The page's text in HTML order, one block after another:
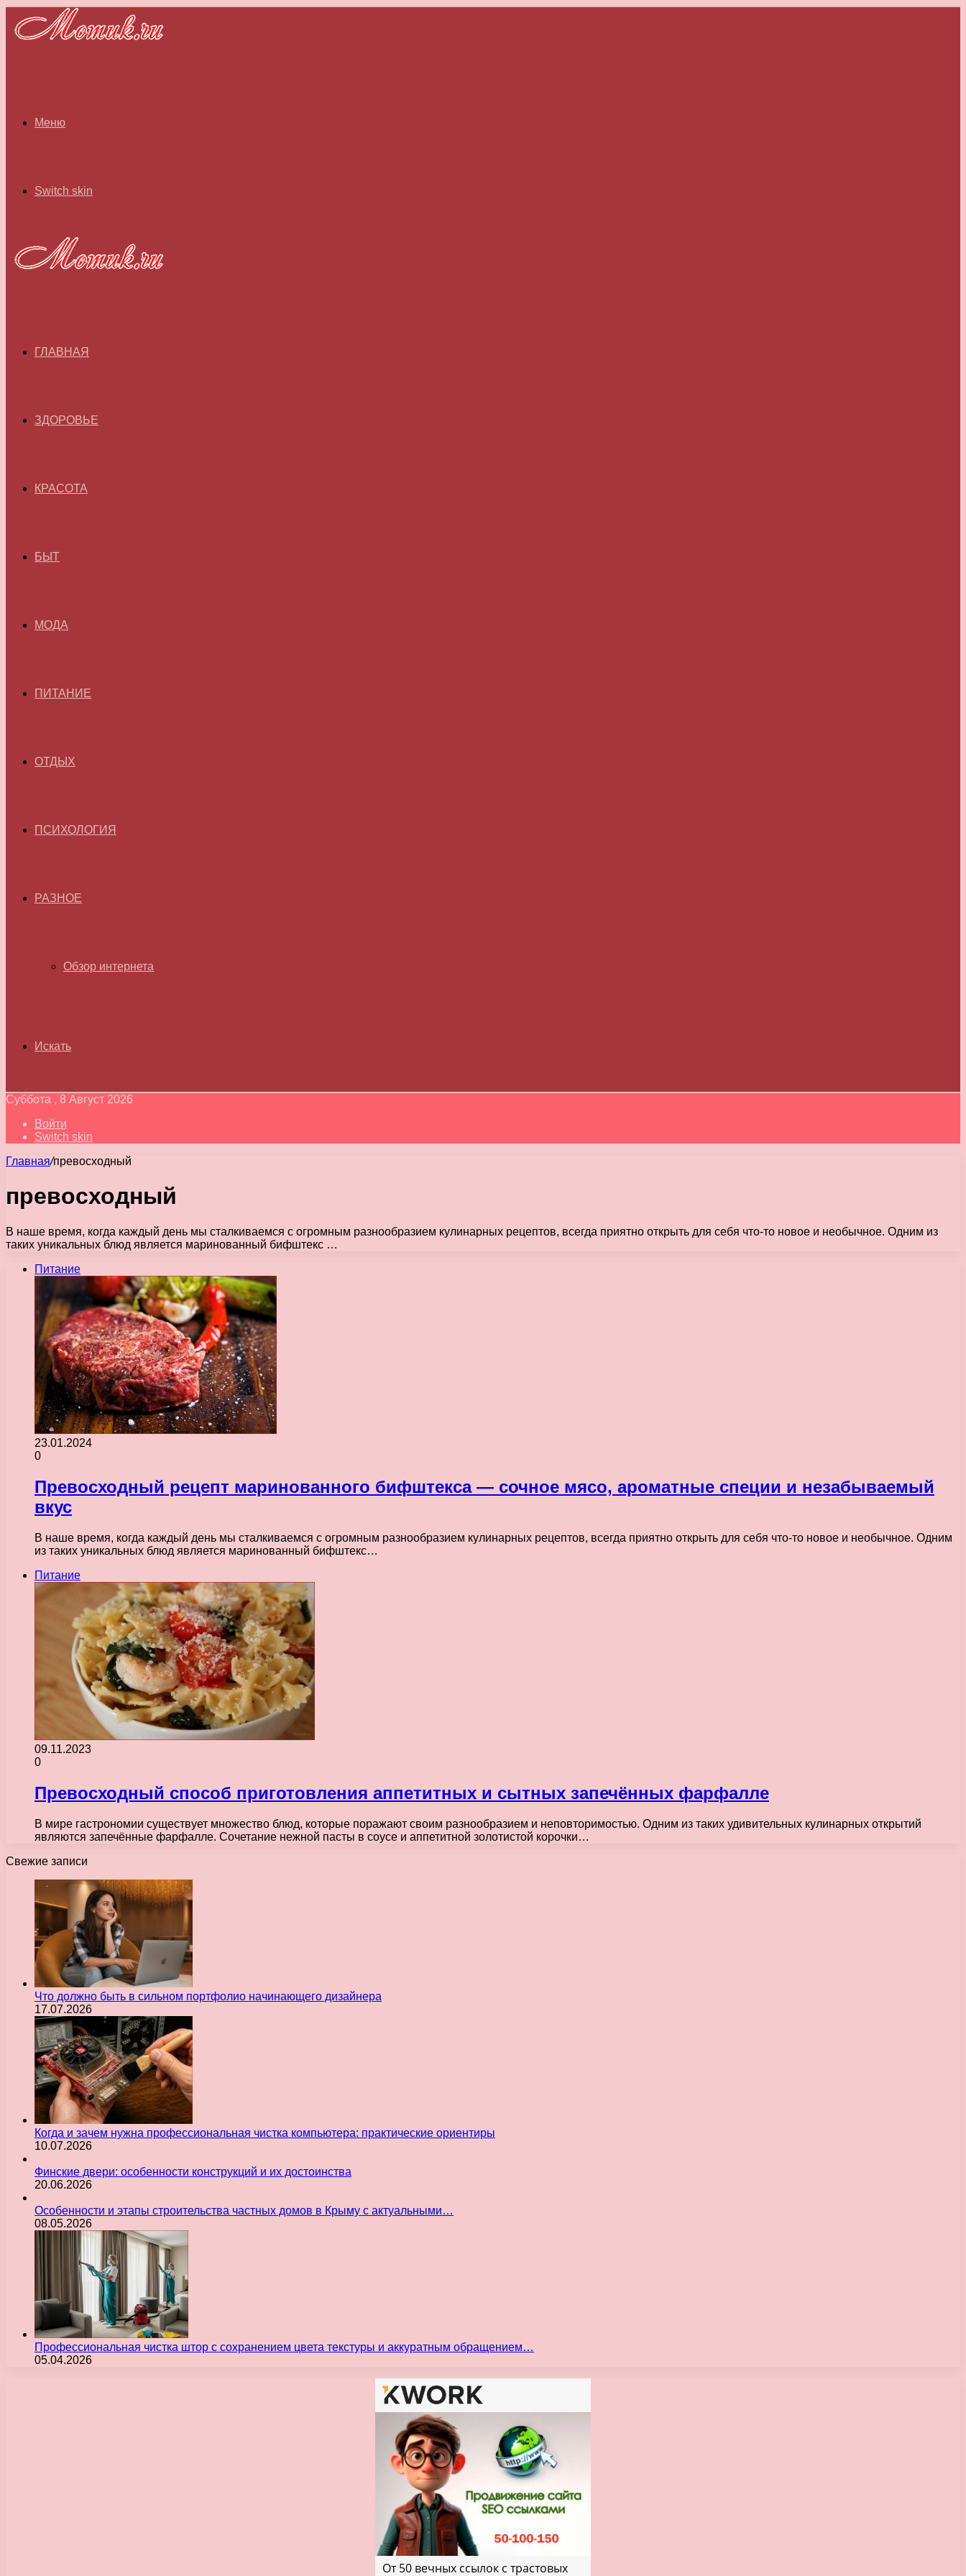
Меню
Switch skin
ГЛАВНАЯ
ЗДОРОВЬЕ
КРАСОТА
БЫТ
МОДА
ПИТАНИЕ
ОТДЫХ
ПСИХОЛОГИЯ
РАЗНОЕ
Обзор интернета
Искать
Суббота , 8 Август 2026
Войти
Switch skin
Главная/превосходный
превосходный
В наше время, когда каждый день мы сталкиваемся с огромным разнообразием кулинарных рецептов, всегда приятно открыть для себя что-то новое и необычное. Одним из
таких уникальных блюд является маринованный бифштекс …
Питание
23.01.2024
0
Превосходный рецепт маринованного бифштекса — сочное мясо, ароматные специи и незабываемый
вкус
В наше время, когда каждый день мы сталкиваемся с огромным разнообразием кулинарных рецептов, всегда приятно открыть для себя что-то новое и необычное. Одним
из таких уникальных блюд является маринованный бифштекс…
Питание
09.11.2023
0
Превосходный способ приготовления аппетитных и сытных запечённых фарфалле
В мире гастрономии существует множество блюд, которые поражают своим разнообразием и неповторимостью. Одним из таких удивительных кулинарных открытий
являются запечённые фарфалле. Сочетание нежной пасты в соусе и аппетитной золотистой корочки…
Свежие записи
Что должно быть в сильном портфолио начинающего дизайнера
17.07.2026
Когда и зачем нужна профессиональная чистка компьютера: практические ориентиры
10.07.2026
Финские двери: особенности конструкций и их достоинства
20.06.2026
Особенности и этапы строительства частных домов в Крыму с актуальными…
08.05.2026
Профессиональная чистка штор с сохранением цвета текстуры и аккуратным обращением…
05.04.2026